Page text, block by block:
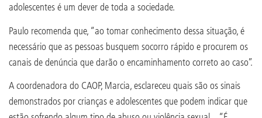
adolescentes é um dever de toda a sociedade.
Paulo recomenda que, “ao tomar conhecimento dessa situação, é
necessário que as pessoas busquem socorro rápido e procurem os
canais de denúncia que darão o encaminhamento correto ao caso”.
A coordenadora do CAOP, Marcia, esclareceu quais são os sinais
demonstrados por crianças e adolescentes que podem indicar que